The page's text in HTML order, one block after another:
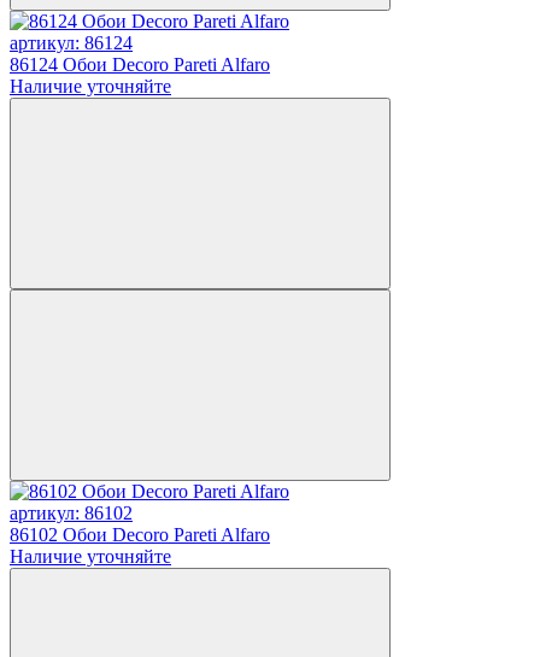
артикул: 86124
86124 Обои Decoro Pareti Alfaro
Наличие уточняйте
артикул: 86102
86102 Обои Decoro Pareti Alfaro
Наличие уточняйте